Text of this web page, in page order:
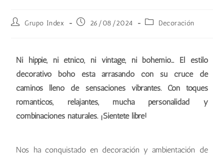
Grupo Index 26/08/2024 Decoración
Ni hippie, ni étnico, ni vintage, ni bohemio… El estilo
decorativo boho está arrasando con su cruce de
caminos lleno de sensaciones vibrantes. Con toques
románticos, relajantes, mucha personalidad y
combinaciones naturales. ¡Siéntete libre!
Nos ha conquistado en decoración y ambientación de